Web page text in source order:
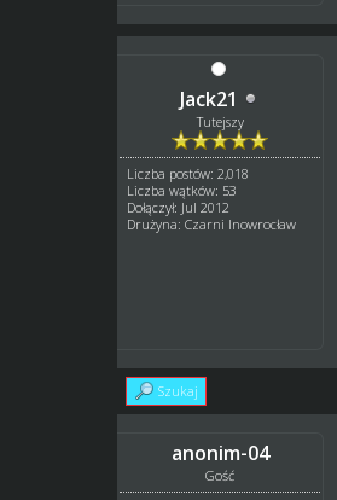
Jack21
Tutejszy
Liczba postów: 2,018
Liczba wątków: 53
Dołączył: Jul 2012
Drużyna: Czarni Inowrocław
Szukaj
anonim-04
Gość